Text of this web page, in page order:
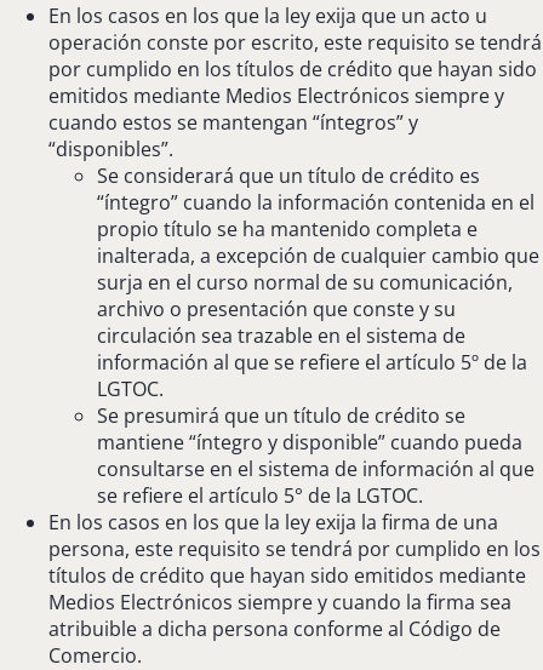
En los casos en los que la ley exija que un acto u
operación conste por escrito, este requisito se tendrá
por cumplido en los títulos de crédito que hayan sido
emitidos mediante Medios Electrónicos siempre y
cuando estos se mantengan “íntegros” y
“disponibles”.
Se considerará que un título de crédito es
“íntegro” cuando la información contenida en el
propio título se ha mantenido completa e
inalterada, a excepción de cualquier cambio que
surja en el curso normal de su comunicación,
archivo o presentación que conste y su
circulación sea trazable en el sistema de
información al que se refiere el artículo 5º de la
LGTOC.
Se presumirá que un título de crédito se
mantiene “íntegro y disponible” cuando pueda
consultarse en el sistema de información al que
se refiere el artículo 5° de la LGTOC.
En los casos en los que la ley exija la firma de una
persona, este requisito se tendrá por cumplido en los
títulos de crédito que hayan sido emitidos mediante
Medios Electrónicos siempre y cuando la firma sea
atribuible a dicha persona conforme al Código de
Comercio.